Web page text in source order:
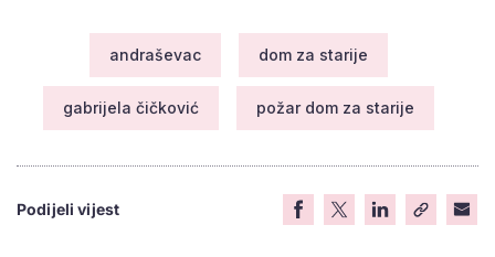
andraševac dom za starije
gabrijela čičković požar dom za starije
Podijeli vijest